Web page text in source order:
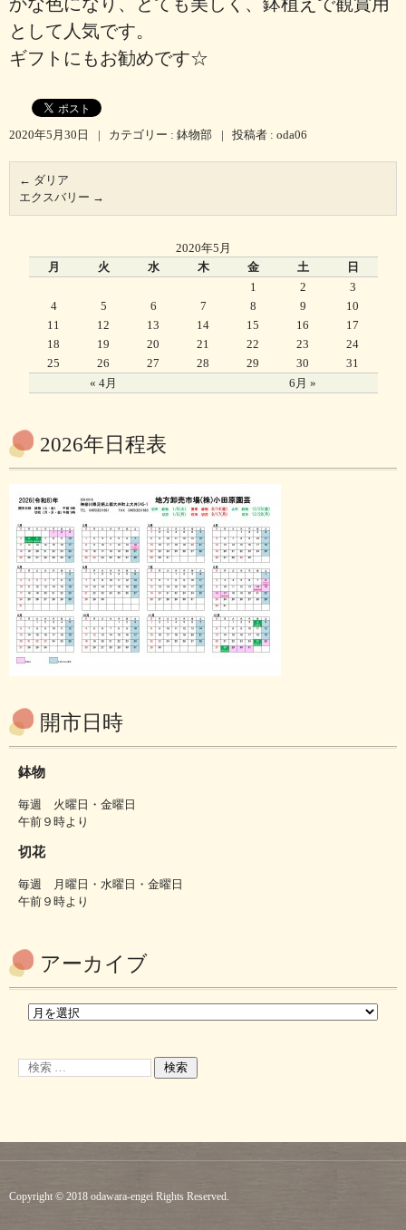
として人気です。
ギフトにもお勧めです☆
2020年5月30日 | カテゴリー : 鉢物部 | 投稿者 : oda06
← ダリア
エクスバリー →
2020年5月
月
火 水 木 金 土 日
« 4月 6月 »
1 2
3
4
5 6 7 8 9
10
11
12 13 14 15 16
17
18
19 20 21 22 23
24
25
26 27 28 29 30 31
2026年日程表
開市日時
鉢物
毎週 火曜日・金曜日
午前９時より
切花
毎週 月曜日・水曜日・金曜日
午前９時より
アーカイブ
Copyright © 2018 odawara-engei Rights Reserved.